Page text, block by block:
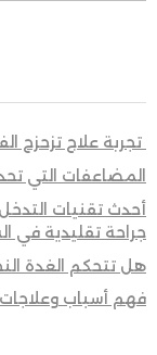
تجربة علاج تزحزح
المضاعفات التي
أحدث تقنيات
جراحة تقليدية في
هل تتحكم الغدة
فهم أسباب